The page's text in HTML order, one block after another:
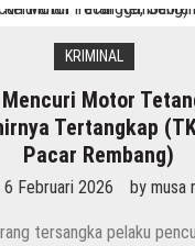
KRIMINAL
Motor
Tertangkap
Pacar Rembang)
6 Februari 2026 by musa
tersangka pelaku